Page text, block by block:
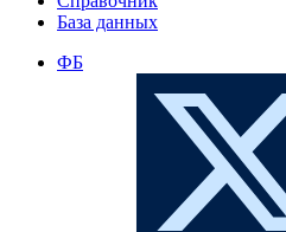
База данных
ФБ